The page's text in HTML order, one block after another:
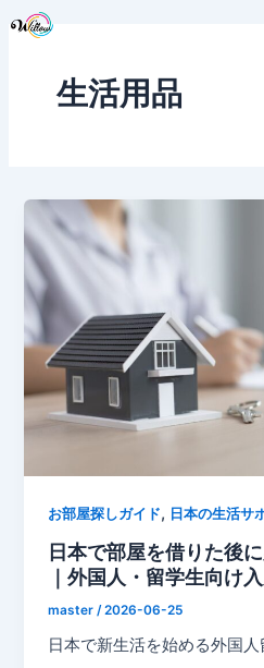
生活用品
お部屋探しガイド, 日本の生活サ
日本で部屋を借りた後
｜外国人・留学生向け
master /2026-06-25
日本で新生活を始める外国